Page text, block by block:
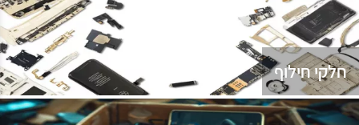
חלקי חילוף